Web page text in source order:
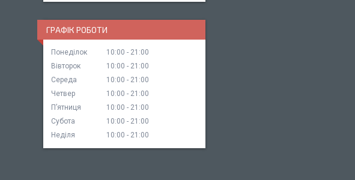
ГРАФІК РОБОТИ
Понеділок 10:00
21:00
Вівторок
10:00
21:00
Середа
10:00
21:00
Четвер
10:00
21:00
Пʼятниця
10:00
21:00
Субота
10:00
21:00
Неділя
10:00 21:00